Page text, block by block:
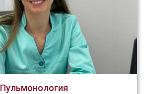
Пульмонология